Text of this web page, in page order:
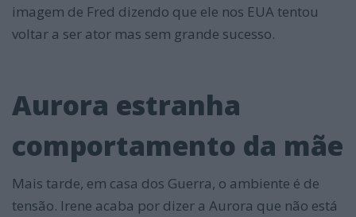
imagem de Fred dizendo que ele nos EUA tentou
voltar a ser ator mas sem grande sucesso.
Aurora estranha
comportamento da mãe
Mais tarde, em casa dos Guerra, o ambiente é de
tensão. Irene acaba por dizer a Aurora que não está